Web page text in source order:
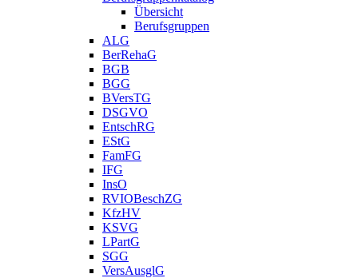
Übersicht
Berufsgruppen
ALG
BerRehaG
BGB
BGG
BVersTG
DSGVO
EntschRG
EStG
FamFG
IFG
InsO
RVIOBeschZG
KfzHV
KSVG
LPartG
SGG
VersAusglG